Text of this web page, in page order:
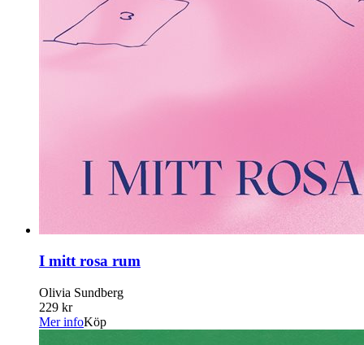
I mitt rosa rum
Olivia Sundberg
229 kr
Mer infoKöp